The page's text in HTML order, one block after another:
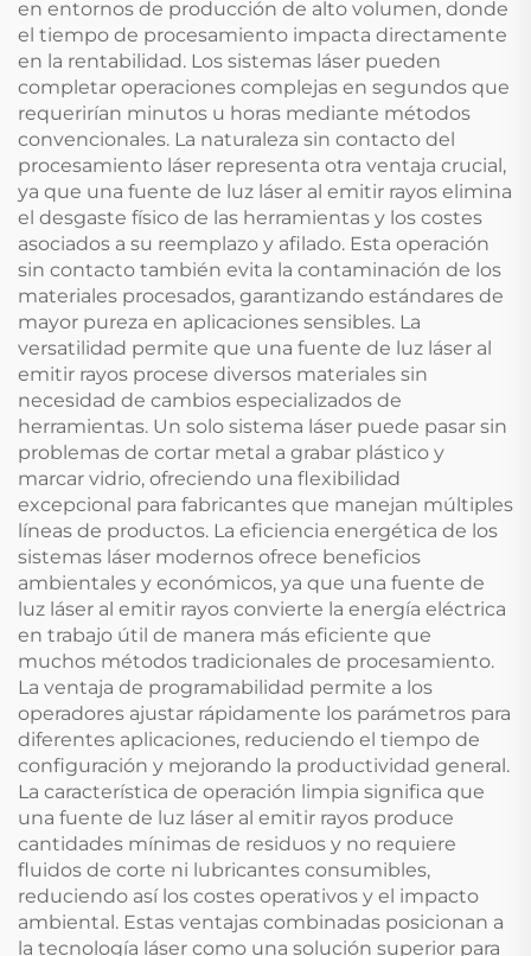
en entornos de producción de alto volumen, donde
el tiempo de procesamiento impacta directamente
en la rentabilidad. Los sistemas láser pueden
completar operaciones complejas en segundos que
requerirían minutos u horas mediante métodos
convencionales. La naturaleza sin contacto del
procesamiento láser representa otra ventaja crucial,
ya que una fuente de luz láser al emitir rayos elimina
el desgaste físico de las herramientas y los costes
asociados a su reemplazo y afilado. Esta operación
sin contacto también evita la contaminación de los
materiales procesados, garantizando estándares de
mayor pureza en aplicaciones sensibles. La
versatilidad permite que una fuente de luz láser al
emitir rayos procese diversos materiales sin
necesidad de cambios especializados de
herramientas. Un solo sistema láser puede pasar sin
problemas de cortar metal a grabar plástico y
marcar vidrio, ofreciendo una flexibilidad
excepcional para fabricantes que manejan múltiples
líneas de productos. La eficiencia energética de los
sistemas láser modernos ofrece beneficios
ambientales y económicos, ya que una fuente de
luz láser al emitir rayos convierte la energía eléctrica
en trabajo útil de manera más eficiente que
muchos métodos tradicionales de procesamiento.
La ventaja de programabilidad permite a los
operadores ajustar rápidamente los parámetros para
diferentes aplicaciones, reduciendo el tiempo de
configuración y mejorando la productividad general.
La característica de operación limpia significa que
una fuente de luz láser al emitir rayos produce
cantidades mínimas de residuos y no requiere
fluidos de corte ni lubricantes consumibles,
reduciendo así los costes operativos y el impacto
ambiental. Estas ventajas combinadas posicionan a
la tecnología láser como una solución superior para